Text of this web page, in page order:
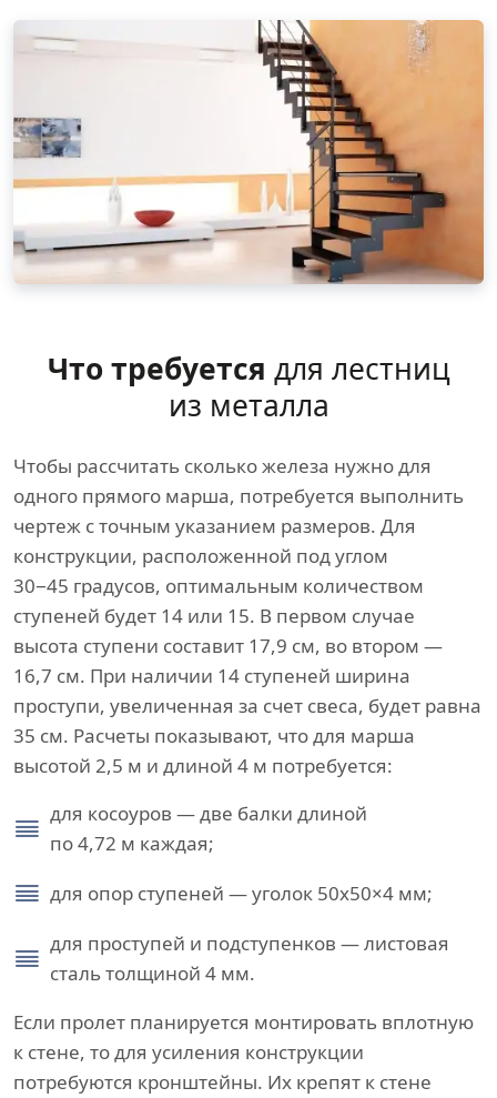
Что требуется для лестниц
из металла
Чтобы рассчитать сколько железа нужно для
одного прямого марша, потребуется выполнить
чертеж с точным указанием размеров. Для
конструкции, расположенной под углом
30−45 градусов, оптимальным количеством
ступеней будет 14 или 15. В первом случае
высота ступени составит 17,9 см, во втором —
16,7 см. При наличии 14 ступеней ширина
проступи, увеличенная за счет свеса, будет равна
35 см. Расчеты показывают, что для марша
высотой 2,5 м и длиной 4 м потребуется:
для косоуров — две балки длиной
по 4,72 м каждая;
для опор ступеней — уголок 50х50×4 мм;
для проступей и подступенков — листовая
сталь толщиной 4 мм.
Если пролет планируется монтировать вплотную
к стене, то для усиления конструкции
потребуются кронштейны. Их крепят к стене